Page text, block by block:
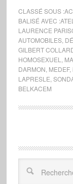
CLASSÉ SOUS :
BALISÉ AVEC :
LAURENCE
AUTOMOBILES,
GILBERT
HOMOSEXUEL
DARMON MEDEF,
LAPRESLE
BELKACEM